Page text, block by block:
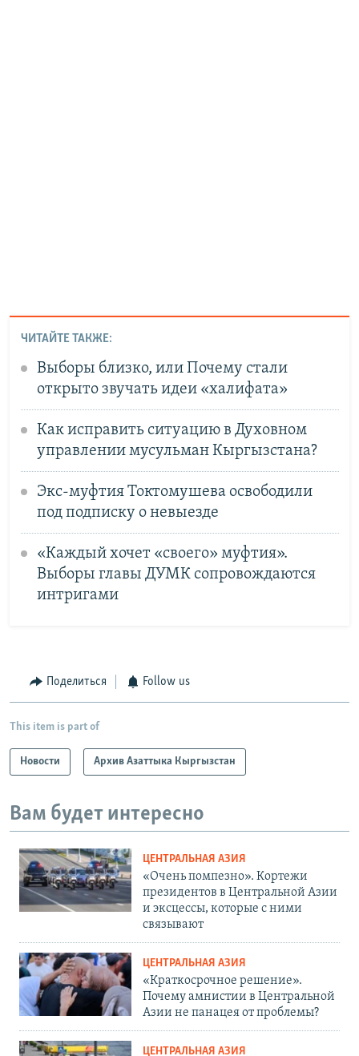
ЧИТАЙТЕ ТАКЖЕ:
Выборы близко, или Почему стали
открыто звучать идеи «халифата»
Как исправить ситуацию в Духовном
управлении мусульман Кыргызстана?
Экс-муфтия Токтомушева освободили
под подписку о невыезде
«Каждый хочет «своего» муфтия».
Выборы главы ДУМК сопровождаются
интригами
Поделиться Follow us
This item is part of
Новости Архив Азаттыка Кыргызстан
Вам будет интересно
ЦЕНТРАЛЬНАЯ АЗИЯ
«Очень помпезно». Кортежи
президентов в Центральной Азии
и эксцессы, которые с ними
связывают
ЦЕНТРАЛЬНАЯ АЗИЯ
«Краткосрочное решение».
Почему амнистии в Центральной
Азии не панацея от проблемы?
ЦЕНТРАЛЬНАЯ АЗИЯ